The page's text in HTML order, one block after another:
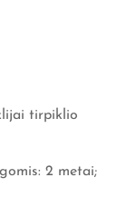
tirpiklio
2 metai;